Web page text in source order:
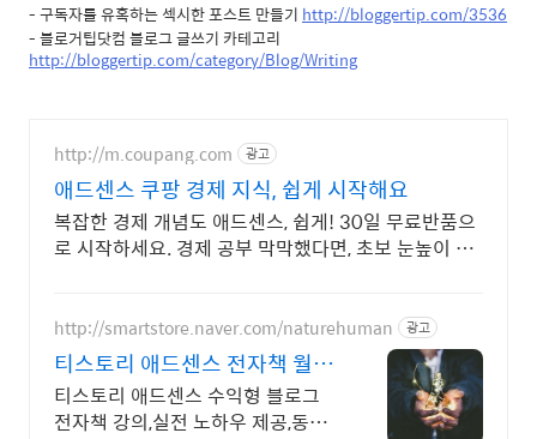
- 구독자를 유혹하는 섹시한 포스트 만들기 http://bloggertip.com/3536
- 블로거팁닷컴 블로그 글쓰기 카테고리
http://bloggertip.com/category/Blog/Writing
http://m.coupang.com 광고
애드센스 쿠팡 경제 지식, 쉽게 시작해요
복잡한 경제 개념도 애드센스, 쉽게! 30일 무료반품으
로 시작하세요. 경제 공부 막막했다면, 초보 눈높이 책
http://smartstore.naver.com/naturehuman 광고
티스토리 애드센스 전자책 월
100만원 고정 수익발생!
티스토리 애드센스 수익형 블로그
전자책 강의,실전 노하우 제공,동영